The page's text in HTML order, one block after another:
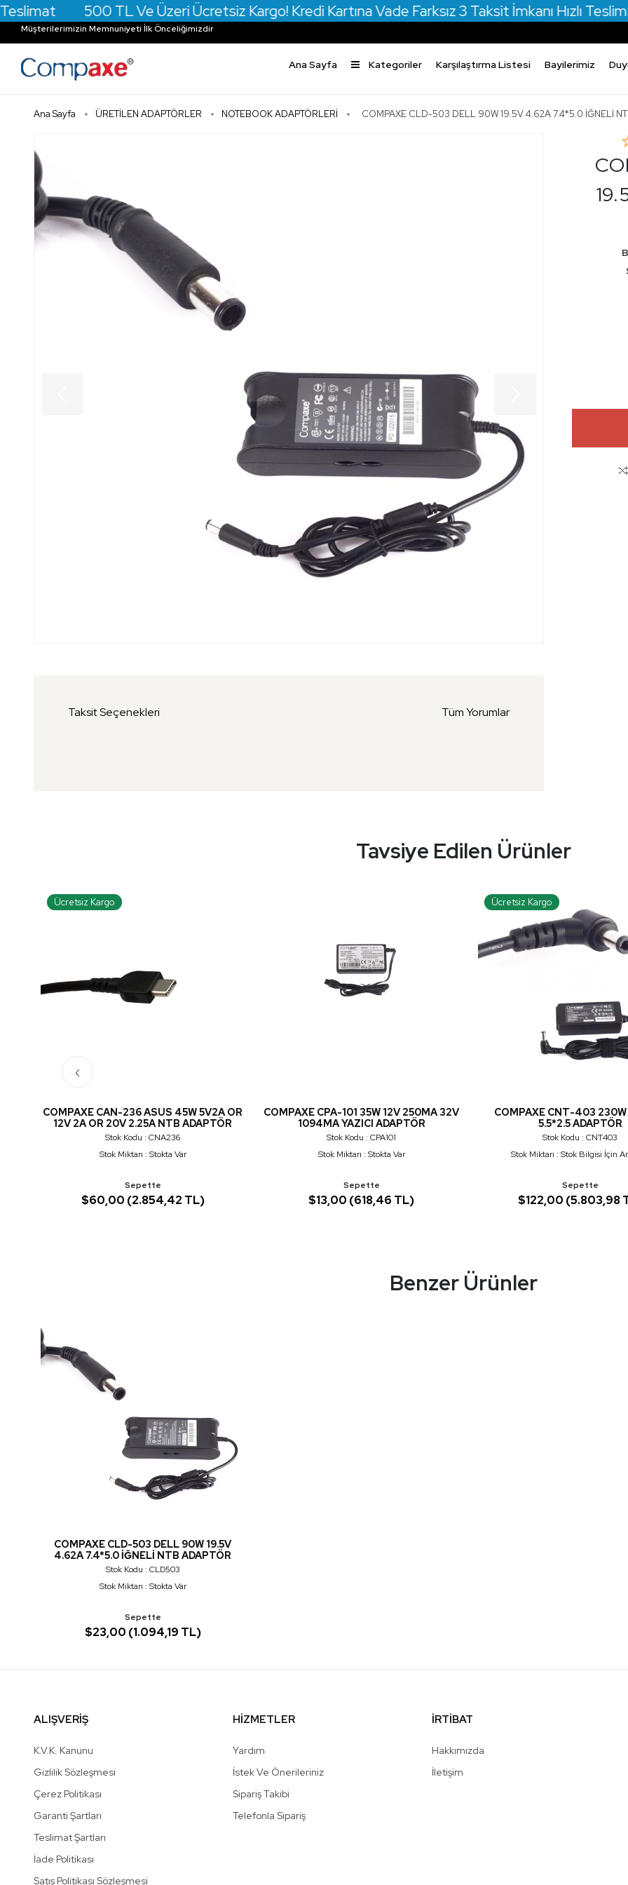
500 TL Ve Üzeri Ücretsiz Kargo! Kredi Kartına Vade Farksız 3 Taksit İmkanı Hızlı
Müşterilerimizin Memnuniyeti İlk Önceliğimizdir
Ana Sayfa Kategoriler Karşılaştırma Listesi Bayilerimiz
Ana Sayfa ÜRETİLEN ADAPTÖRLER NOTEBOOK ADAPTÖRLERİ COMPAXE CLD-503 DELL 90W 19.5V 4.62A 7.4*5.0 İĞNELİ
Taksit Seçenekleri Tüm Yorumlar
Tavsiye Edilen Ürünler
Ücretsiz Kargo
COMPAXE CAN-236 ASUS 45W 5V2A OR
12V 2A OR 20V 2.25A NTB ADAPTÖR
Stok Kodu : CNA236
Stok Miktarı : Stokta Var
Sepette
$60,00 (2.854,42 TL)
COMPAXE CPA-101 35W 12V 250MA 32V
1094MA YAZICI ADAPTÖR
Stok Kodu : CPA101
Stok Miktarı : Stokta Var
Sepette
$13,00 (618,46 TL)
Ücretsiz Kargo
COMPAXE CNT-403 230W
5.5*2.5 ADAPTÖR
Stok Kodu : CNT403
Stok Miktarı : Stok Bilgisi İçin
Sepette
$122,00 (5.803,98
‹
Benzer Ürünler
COMPAXE CLD-503 DELL 90W 19.5V
4.62A 7.4*5.0 İĞNELİ NTB ADAPTÖR
Stok Kodu : CLD503
Stok Miktarı : Stokta Var
Sepette
$23,00 (1.094,19 TL)
ALIŞVERİŞ
K.V.K. Kanunu
Gizlilik Sözleşmesi
Çerez Politikası
Garanti Şartları
Teslimat Şartları
İade Politikası
Satış Politikası Sözleşmesi
HİZMETLER
Yardım
İstek Ve Önerileriniz
Sipariş Takibi
Telefonla Sipariş
İRTİBAT
Hakkımızda
İletişim